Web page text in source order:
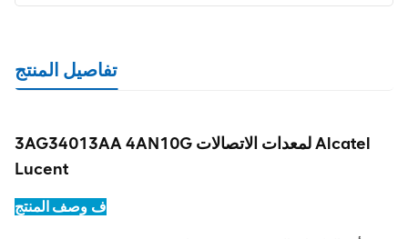
تفاصيل المنتج
3AG34013AA 4AN10G لمعدات الاتصالات Alcatel
Lucent
ف وصف المنتج